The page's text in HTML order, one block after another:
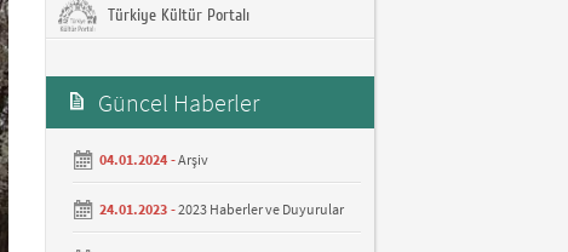
Türkiye Kültür Portalı
Güncel Haberler
04.01.2024 -Arşiv
24.01.2023 -2023 Haberler ve Duyurular